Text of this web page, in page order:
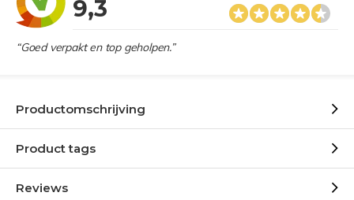
9,3
“Goed verpakt en top geholpen.”
Productomschrijving
Product tags
Reviews